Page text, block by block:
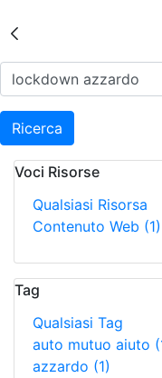
Risultati
Ricerca
Voci Risorse
Qualsiasi Risorsa
Contenuto Web (1)
Tag
Qualsiasi Tag
auto mutuo aiuto
azzardo (1)